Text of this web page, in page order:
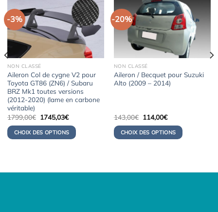
-3%
NON CLASSÉ
Aileron Col de cygne V2 pour
Toyota GT86 (ZN6) / Subaru
BRZ Mk1 toutes versions
(2012-2020) (lame en carbone
véritable)
1799,00€ Le
initial
était :
1799,00€.
1745,03€Le
actuel
est :
1745,03€.
CHOIX DES OPTIONS
-20%
NON CLASSÉ
Aileron / Becquet pour Suzuki
Alto (2009 – 2014)
143,00€ Le
initial
était :
143,00€.
114,00€Le
actuel
est :
114,00€.
CHOIX DES OPTIONS